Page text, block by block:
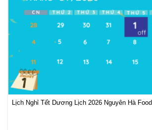
Lịch Nghỉ Tết Dương Lịch 2026 Nguyên Hà Food